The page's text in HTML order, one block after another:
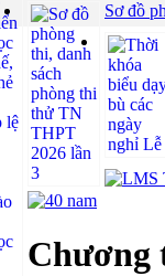
Sơ đồ
Chương